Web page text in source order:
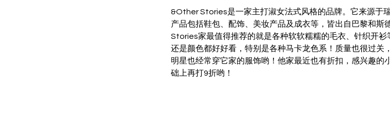
&Other Stories是一家主打淑女法式风格的品牌。它来源于
产品包括鞋包、配饰、美妆产品及成衣等，皆出自巴黎和斯
Stories家最值得推荐的就是各种软软糯糯的毛衣、针织开
还是颜色都好好看，特别是各种马卡龙色系！质量也很过关
明星也经常穿它家的服饰哟！他家最近也有折扣，感兴趣的
础上再打9折哟！